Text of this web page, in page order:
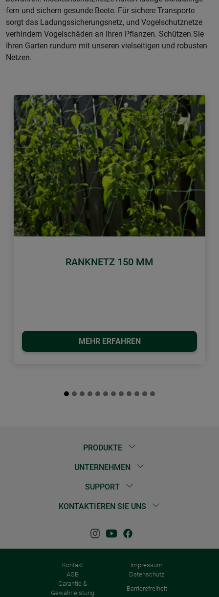
fern und sichern gesunde Beete. Für sichere Transporte
sorgt das Ladungssicherungsnetz, und Vogelschutznetze
verhindern Vogelschäden an Ihren Pflanzen. Schützen Sie
Ihren Garten rundum mit unseren vielseitigen und robusten
Netzen.
RANKNETZ 150 MM
MEHR ERFAHREN
Zurück Weiter
PRODUKTE
UNTERNEHMEN
SUPPORT
KONTAKTIEREN SIE UNS
Kontakt
Impressum
AGB
Datenschutz
Garantie &
Gewährleistung
Barrierefreiheit